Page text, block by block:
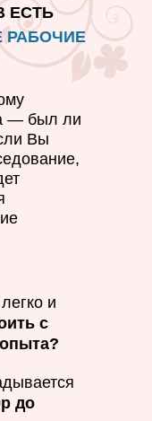
и
с
до
ЕСТЬ
РАБОЧИЕ
— был ли
Вы